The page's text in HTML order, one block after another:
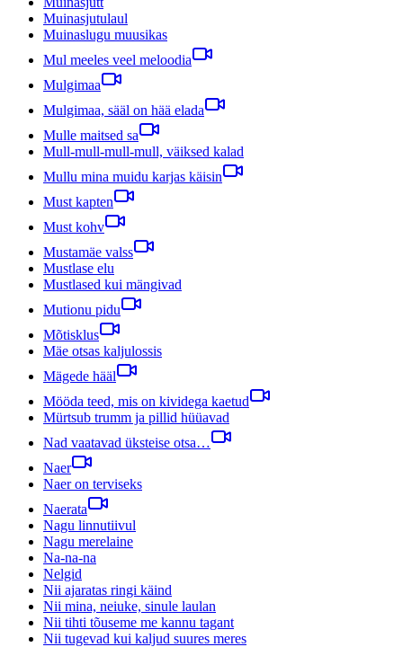
Muinasjutulaul
Muinaslugu muusikas
Mul meeles veel meloodia
Mulgimaa
Mulgimaa, sääl on hää elada
Mulle maitsed sa
Mull-mull-mull-mull, väiksed kalad
Mullu mina muidu karjas käisin
Must kapten
Must kohv
Mustamäe valss
Mustlase elu
Mustlased kui mängivad
Mutionu pidu
Mõtisklus
Mäe otsas kaljulossis
Mägede hääl
Mööda teed, mis on kividega kaetud
Mürtsub trumm ja pillid hüüavad
Nad vaatavad üksteise otsa…
Naer
Naer on terviseks
Naerata
Nagu linnutiivul
Nagu merelaine
Na-na-na
Nelgid
Nii ajaratas ringi käind
Nii mina, neiuke, sinule laulan
Nii tihti tõuseme me kannu tagant
Nii tugevad kui kaljud suures meres